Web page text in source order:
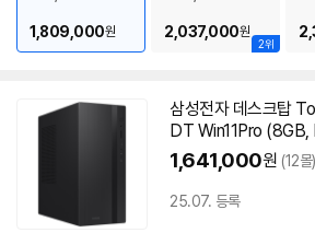
1,809,000원
2위
2,037,000원
삼성전자 데스크탑
DT Win11Pro
1,641,000원 (12몰)
25.07. 등록